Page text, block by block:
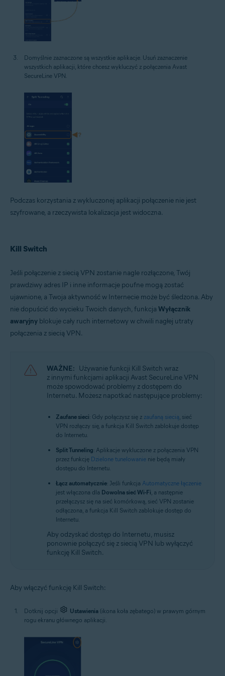
Domyślnie zaznaczone są wszystkie aplikacje. Usuń zaznaczenie
wszystkich aplikacji, które chcesz wykluczyć z połączenia Avast
SecureLine VPN.
Podczas korzystania z wykluczonej aplikacji połączenie nie jest
szyfrowane, a rzeczywista lokalizacja jest widoczna.
Kill Switch
Jeśli połączenie z siecią VPN zostanie nagle rozłączone, Twój
prawdziwy adres IP i inne informacje poufne mogą zostać
ujawnione, a Twoja aktywność w Internecie może być śledzona. Aby
nie dopuścić do wycieku Twoich danych, funkcja Wyłącznik
awaryjny blokuje cały ruch internetowy w chwili nagłej utraty
połączenia z siecią VPN.
WAŻNE: Używanie funkcji Kill Switch wraz
z innymi funkcjami aplikacji Avast SecureLine VPN
może spowodować problemy z dostępem do
Internetu. Możesz napotkać następujące problemy:
Zaufane sieci: Gdy połączysz się z zaufaną siecią, sieć
VPN rozłączy się, a funkcja Kill Switch zablokuje dostęp
do Internetu.
Split Tunneling: Aplikacje wykluczone z połączenia VPN
przez funkcję Dzielone tunelowanie nie będą miały
dostępu do Internetu.
Łącz automatycznie: Jeśli funkcja Automatyczne łączenie
jest włączona dla Dowolna sieć Wi-Fi, a następnie
przełączysz się na sieć komórkową, sieć VPN zostanie
odłączona, a funkcja Kill Switch zablokuje dostęp do
Internetu.
Aby odzyskać dostęp do Internetu, musisz
ponownie połączyć się z siecią VPN lub wyłączyć
funkcję Kill Switch.
Aby włączyć funkcję Kill Switch:
Dotknij opcji Ustawienia (ikona koła zębatego) w prawym górnym
rogu ekranu głównego aplikacji.